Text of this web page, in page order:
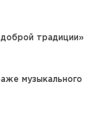
традиции»
музыкального